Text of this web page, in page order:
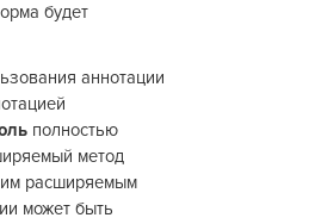
будет
аннотации
полностью
метод
расширяемым
может быть